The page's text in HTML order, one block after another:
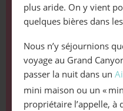
plus aride. On y vient
quelques bières dans
Nous n’y séjournions
voyage au Grand
passer la nuit dans un
mini maison ou un «
propriétaire l’appelle, à